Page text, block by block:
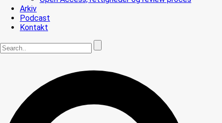
Arkiv
Podcast
Kontakt